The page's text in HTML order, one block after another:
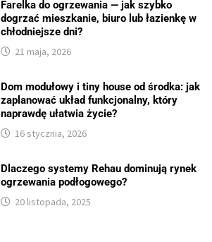
Farelka do ogrzewania — jak szybko
dogrzać mieszkanie, biuro lub łazienkę w
chłodniejsze dni?
21 maja, 2026
Dom modułowy i tiny house od środka: jak
zaplanować układ funkcjonalny, który
naprawdę ułatwia życie?
16 stycznia, 2026
Dlaczego systemy Rehau dominują rynek
ogrzewania podłogowego?
20 listopada, 2025